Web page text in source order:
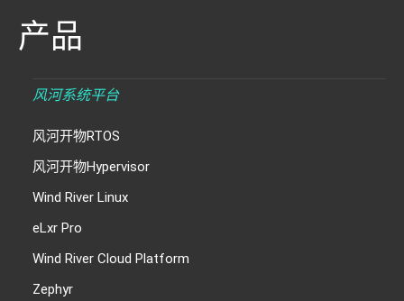
产品
风河系统平台
风河开物RTOS
风河开物Hypervisor
Wind River Linux
eLxr Pro
Wind River Cloud Platform
Zephyr